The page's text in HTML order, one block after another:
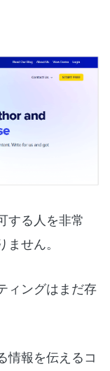
する人を非常
せん。
ィングはまだ存
情報を伝えるコ